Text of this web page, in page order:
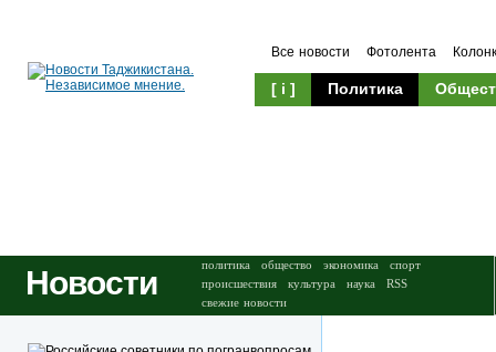
Все новости Фотолента
[ i ] Политика
Новости политика общество экономика
спорт
происшествия
культура наука
RSS
свежие новости